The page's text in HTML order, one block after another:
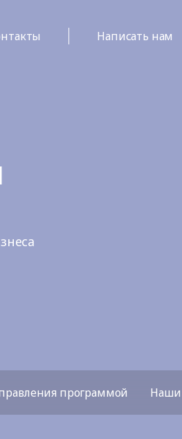
Написать нам
программой Наши